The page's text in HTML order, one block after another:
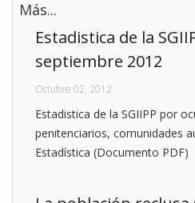
Más...
Estadistica de la
septiembre 2012
Octubre 02, 2012
Estadistica de la SGIIPP por
penitenciarios, comunidades
Estadística (Documento PDF)